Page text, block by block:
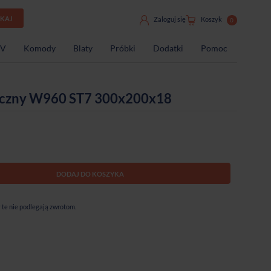
Zaloguj się Koszyk 0
Komody Blaty Próbki Dodatki Pomoc
W960 ST7 300x200x18
DODAJ DO KOSZYKA
nie podlegają zwrotom.